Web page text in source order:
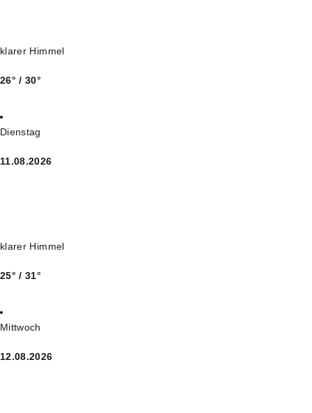
klarer Himmel
26° / 30°
Dienstag
11.08.2026
klarer Himmel
25° / 31°
Mittwoch
12.08.2026